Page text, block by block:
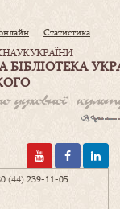
Статистика
УКРАЇНИ
(44) 239-11-05